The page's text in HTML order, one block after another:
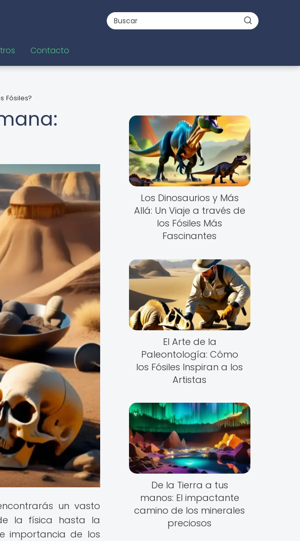
Contacto
Fósiles?
un vasto
la física hasta la
importancia de los
Los Dinosaurios y Más
Allá: Un Viaje a través de
los Fósiles Más
Fascinantes
El Arte de la
Paleontología: Cómo
los Fósiles Inspiran a los
Artistas
De la Tierra a tus
manos: El impactante
camino de los minerales
preciosos